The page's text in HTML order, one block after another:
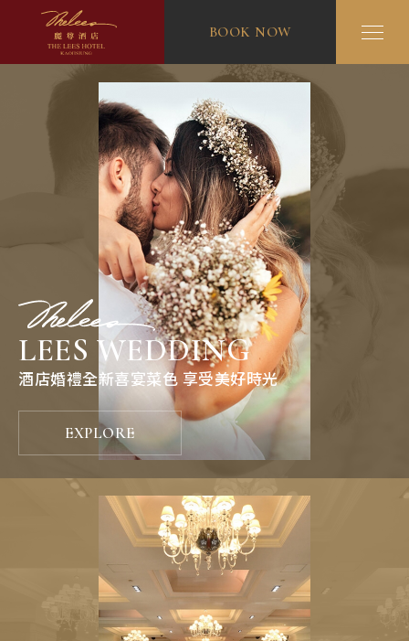
BOOK NOW
LEES WEDDING
酒店婚禮全新喜宴菜色 享受美好時光
EXPLORE